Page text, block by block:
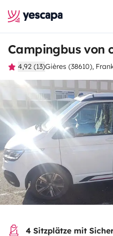
Campingbus von
4,92 (13)Gières (38610),
4 Sitzplätze mit